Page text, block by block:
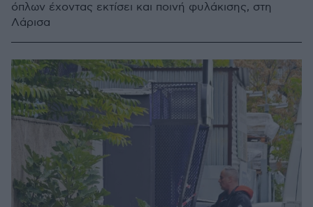
όπλων έχοντας εκτίσει και ποινή φυλάκισης, στη
Λάρισα